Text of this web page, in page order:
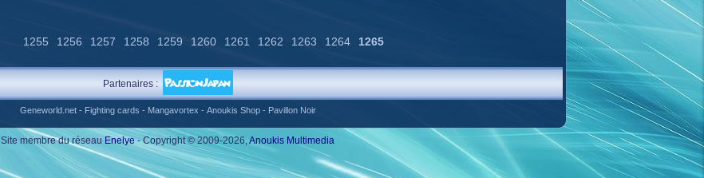
1255 1256 1257 1258 1259 1260 1261 1262 1263 1264 1265
Partenaires :
Geneworld.net- Fighting cards - Mangavortex - Anoukis Shop- Pavillon Noir
Site membre du réseau Enelye- Copyright © 2009-2026,Anoukis Multimedia